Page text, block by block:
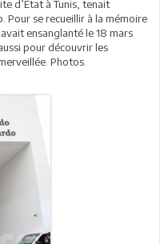
d’Etat à Tunis, tenait
Pour se recueillir à la mémoire
ensanglanté le 18 mars
pour découvrir les
Photos.